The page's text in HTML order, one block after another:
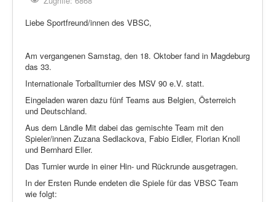
Liebe Sportfreund/innen des VBSC,
Am vergangenen Samstag, den 18. Oktober fand in Magdeburg
das 33.
Internationale Torballturnier des MSV 90 e.V. statt.
Eingeladen waren dazu fünf Teams aus Belgien, Österreich
und Deutschland.
Aus dem Ländle Mit dabei das gemischte Team mit den
Spieler/innen Zuzana Sedlackova, Fabio Eidler, Florian Knoll
und Bernhard Eller.
Das Turnier wurde in einer Hin- und Rückrunde ausgetragen.
In der Ersten Runde endeten die Spiele für das VBSC Team
wie folgt: